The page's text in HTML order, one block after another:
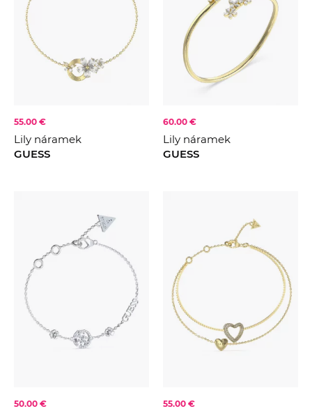
55.00 €
Lily náramek
GUESS
60.00 €
Lily náramek
GUESS
50.00 € 55.00 €